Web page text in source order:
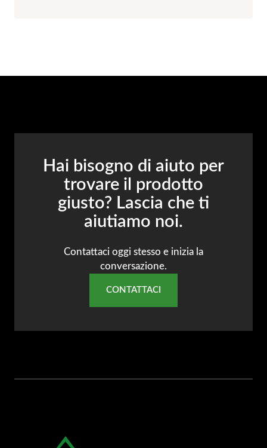
Hai bisogno di aiuto per
trovare il prodotto
giusto? Lascia che ti
aiutiamo noi.
Contattaci oggi stesso e inizia la
conversazione.
CONTATTACI